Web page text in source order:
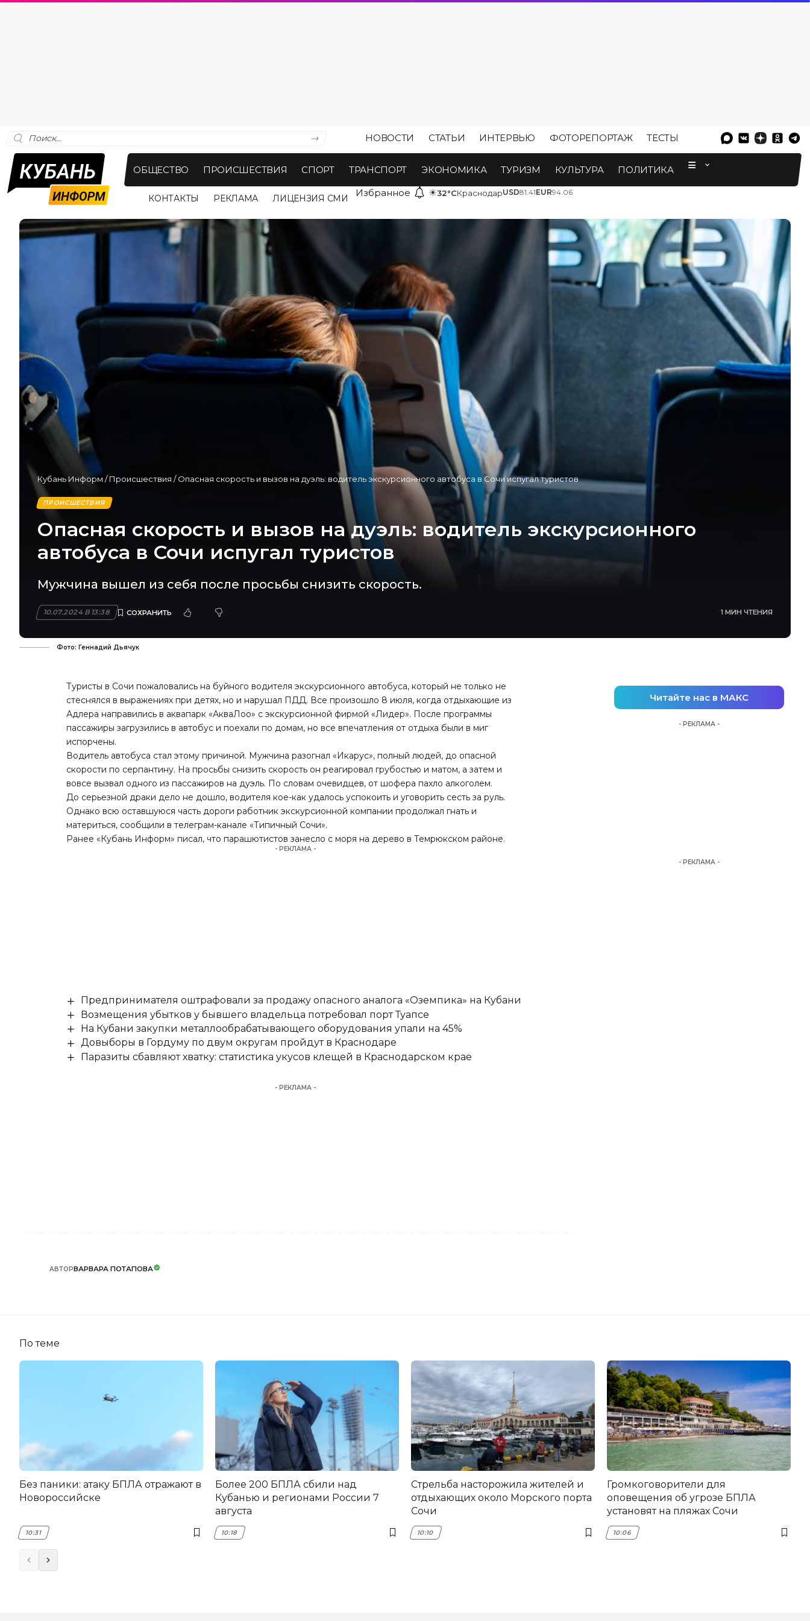
НОВОСТИ СТАТЬИ ИНТЕРВЬЮ ФОТОРЕПОРТАЖ ТЕСТЫ
ОБЩЕСТВО ПРОИСШЕСТВИЯ СПОРТ ТРАНСПОРТ ЭКОНОМИКА ТУРИЗМ КУЛЬТУРА ПОЛИТИКА
КОНТАКТЫ РЕКЛАМА ЛИЦЕНЗИЯ СМИ Избранное ☀32°CКраснодарUSD81.41EUR94.06
Кубань Информ /Происшествия /Опасная скорость и вызов на дуэль: водитель экскурсионного автобуса в Сочи испугал туристов
ПРОИСШЕСТВИЯ
Опасная скорость и вызов на дуэль: водитель экскурсионного
автобуса в Сочи испугал туристов
Мужчина вышел из себя после просьбы снизить скорость.
10.07.2024 В 13:38 1 МИН ЧТЕНИЯ
Фото: Геннадий Дьячук
Туристы в Сочи пожаловались на буйного водителя экскурсионного автобуса, который не только не
стеснялся в выражениях при детях, но и нарушал ПДД. Все произошло 8 июля, когда отдыхающие из
Адлера направились в аквапарк «АкваЛоо» с экскурсионной фирмой «Лидер». После программы
пассажиры загрузились в автобус и поехали по домам, но все впечатления от отдыха были в миг
испорчены.
Водитель автобуса стал этому причиной. Мужчина разогнал «Икарус», полный людей, до опасной
скорости по серпантину. На просьбы снизить скорость он реагировал грубостью и матом, а затем и
вовсе вызвал одного из пассажиров на дуэль. По словам очевидцев, от шофера пахло алкоголем.
До серьезной драки дело не дошло, водителя кое-как удалось успокоить и уговорить сесть за руль.
Однако всю оставшуюся часть дороги работник экскурсионной компании продолжал гнать и
материться, сообщили в телеграм-канале «Типичный Сочи».
Ранее «Кубань Информ» писал, что парашютистов занесло с моря на дерево в Темрюкском районе.
- РЕКЛАМА -
Предпринимателя оштрафовали за продажу опасного аналога «Оземпика» на Кубани
Возмещения убытков у бывшего владельца потребовал порт Туапсе
На Кубани закупки металлообрабатывающего оборудования упали на 45%
Довыборы в Гордуму по двум округам пройдут в Краснодаре
Паразиты сбавляют хватку: статистика укусов клещей в Краснодарском крае
- РЕКЛАМА -
АВТОРВАРВАРА ПОТАПОВА
Читайте нас в МАКС
- РЕКЛАМА -
- РЕКЛАМА -
По теме
Без паники: атаку БПЛА отражают в
Новороссийске
10:31
Более 200 БПЛА сбили над
Кубанью и регионами России 7
августа
10:18
Стрельба насторожила жителей и
отдыхающих около Морского порта
Сочи
10:10
Громкоговорители для
оповещения об угрозе БПЛА
установят на пляжах Сочи
10:06